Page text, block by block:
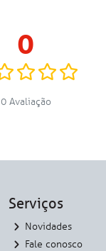
0
0 Avaliação
Serviços
Novidades
Fale conosco